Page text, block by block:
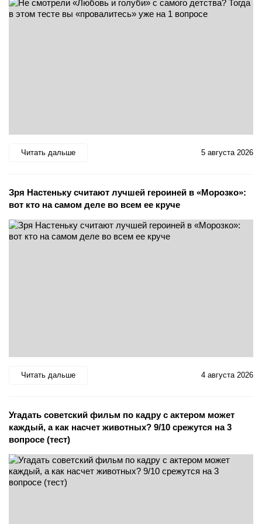
Читать дальше 5 августа 2026
Зря Настеньку считают лучшей героиней в «Морозко»:
вот кто на самом деле во всем ее круче
Читать дальше 4 августа 2026
Угадать советский фильм по кадру с актером может
каждый, а как насчет животных? 9/10 срежутся на 3
вопросе (тест)